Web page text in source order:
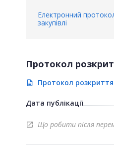
Електронний
закупівлі
Протокол
description Протокол
Дата публікації
open_in_new Що робити після